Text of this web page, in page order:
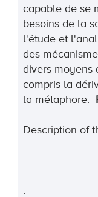
capable de se
besoins de la
l'étude et
des
divers moyens
compris la
la métaphore.
Description of
.